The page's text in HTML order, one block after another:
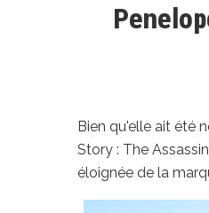
Bien qu'elle ait été
Story : The
éloignée de la